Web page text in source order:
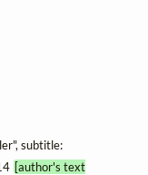
subtitle:
[author's text